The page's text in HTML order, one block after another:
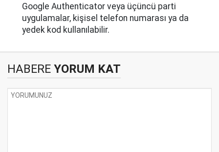
Google Authenticator veya üçüncü parti
uygulamalar, kişisel telefon numarası ya da
yedek kod kullanılabilir.
HABERE YORUM KAT